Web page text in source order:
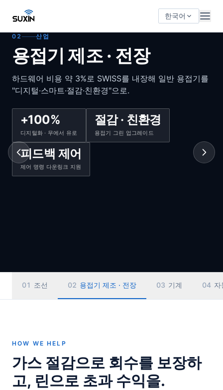
한국어
솔루션 · Suxin IoT
01 산업
+20%
생산량
−20%
가스 비용
용접 전 생애주기
추적 가능
02 산업
용접기 제조 · 전장
하드웨어 비용 약 3%로 SWISS를 내장해 일반 용접기를
"디지털·스마트·절감·친환경"으로.
+100%
디지털화 · 무에서 유로
절감 · 친환경
용접기 그린 업그레이드
피드백 제어
제어 명령 다운링크 지원
03 산업
기계
공정 규격 실시간 관리 + 스마트 절감으로 품질 향상·재
작업 감소·가스 절감.
−20%
재작업률
−20%
가스 비용
04 산업
100%
5000 용접점 AI 전수검사
−20%
부품 가스 비용
05 산업
¥1
대당 가스 절감
¥500만
연 500만 대 · 절감만으로
06 산업
100%
공정 품질 데이터 디지털화
용접 전 생애주기
추적 가능
−20%
가스 낭비
07 산업
100%
공정 품질 데이터 디지털화
용접 전 생애주기
감사 가능 추적
−10%
재작업률
08 산업
100%
용접 공정 데이터 보존
용접 전 생애주기
추적성
−10%
재작업률
09 산업
100%
공정 품질 · 문서 디지털화
용접 전 생애주기
추적성
−10%
재작업률
용접기 제조 · 전장 03 기계 자동차 05 신
HOW WE HELP
가스 절감으로 회수를 보장하
고, 린으로 초과 수익을.